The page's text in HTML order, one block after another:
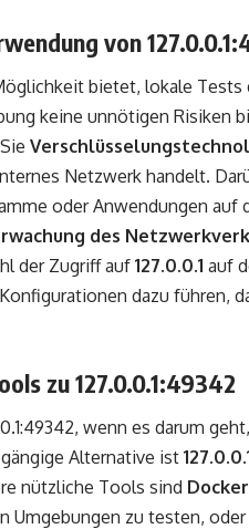
von
bietet, lokale Tests
keine unnötigen Risiken
Netzwerk handelt.
oder Anwendungen auf
des
der Zugriff auf127.0.0.1 auf
dazu führen,
zu 127.0.0.1:49342
wenn es darum
Alternative ist
nützliche Tools sind
Umgebungen zu testen,